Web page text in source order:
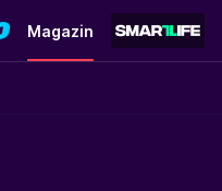
Magazin